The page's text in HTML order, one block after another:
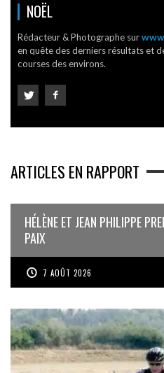
NOËL
Rédacteur & Photographe sur
en quête des derniers résultats et
courses des environs.
ARTICLES EN RAPPORT
HÉLÈNE ET JEAN PHILIPPE
PAIX
7 AOÛT 2026